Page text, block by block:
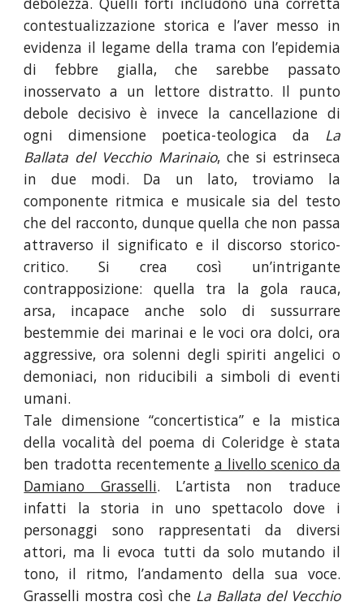
contestualizzazione storica e l’aver messo in
evidenza il legame della trama con l’epidemia
di febbre gialla, che sarebbe passato
inosservato a un lettore distratto. Il punto
debole decisivo è invece la cancellazione di
ogni dimensione poetica-teologica da La
Ballata del Vecchio Marinaio, che si estrinseca
in due modi. Da un lato, troviamo la
componente ritmica e musicale sia del testo
che del racconto, dunque quella che non passa
attraverso il significato e il discorso storico-
critico. Si crea così un’intrigante
contrapposizione: quella tra la gola rauca,
arsa, incapace anche solo di sussurrare
bestemmie dei marinai e le voci ora dolci, ora
aggressive, ora solenni degli spiriti angelici o
demoniaci, non riducibili a simboli di eventi
umani.
Tale dimensione “concertistica” e la mistica
della vocalità del poema di Coleridge è stata
ben tradotta recentemente a livello scenico da
Damiano Grasselli. L’artista non traduce
infatti la storia in uno spettacolo dove i
personaggi sono rappresentati da diversi
attori, ma li evoca tutti da solo mutando il
tono, il ritmo, l’andamento della sua voce.
Grasselli mostra così che La Ballata del Vecchio